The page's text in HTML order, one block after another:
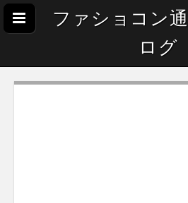
ファショコン
ログ